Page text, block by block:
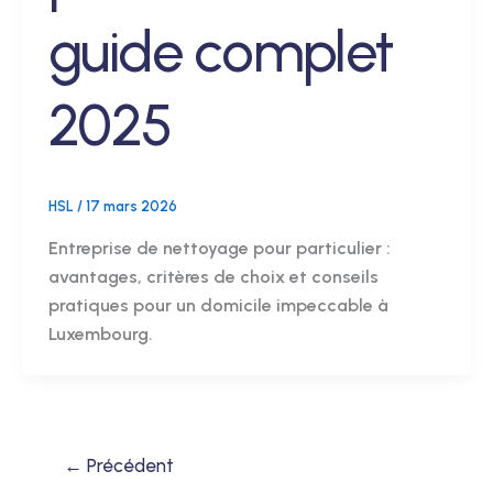
guide complet
2025
HSL / 17 mars 2026
Entreprise de nettoyage pour particulier :
avantages, critères de choix et conseils
pratiques pour un domicile impeccable à
Luxembourg.
← Précédent